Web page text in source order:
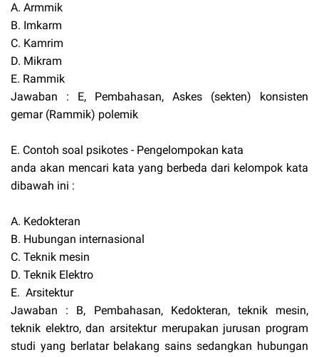
A. Armmik
B. Imkarm
C. Kamrim
D. Mikram
E. Rammik
Jawaban : E, Pembahasan, Askes (sekten) konsisten
gemar (Rammik) polemik
E. Contoh soal psikotes - Pengelompokan kata
anda akan mencari kata yang berbeda dari kelompok kata
dibawah ini :
A. Kedokteran
B. Hubungan internasional
C. Teknik mesin
D. Teknik Elektro
E. Arsitektur
Jawaban : B, Pembahasan, Kedokteran, teknik mesin,
teknik elektro, dan arsitektur merupakan jurusan program
studi yang berlatar belakang sains sedangkan hubungan